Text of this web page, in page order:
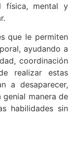
física, mental y
que le permiten
ayudando a
coordinación
realizar estas
a desaparecer,
manera de
habilidades sin